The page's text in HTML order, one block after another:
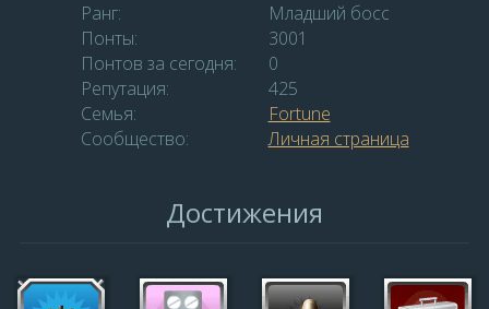
Ранг:
Младший босс
Понты:
3001
Понтов за сегодня:
0
Репутация:
425
Семья:
Fortune
Сообщество:
Личная страница
Достижения